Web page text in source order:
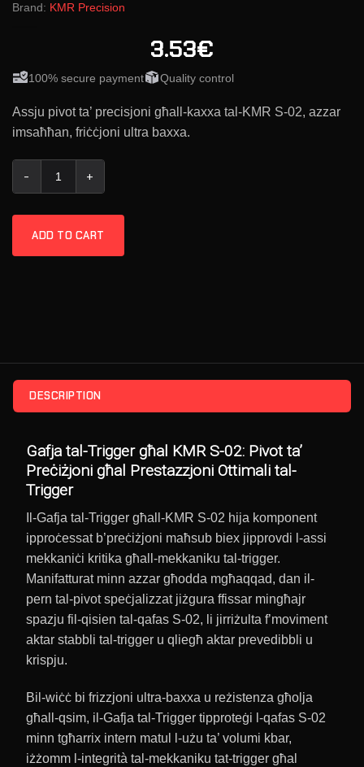
Brand: KMR Precision
3.53€
100% secure payment Quality control
Assju pivot ta’ precisjoni għall-kaxxa tal-KMR S-02, azzar
imsaħħan, friċċjoni ultra baxxa.
ADD TO CART
DESCRIPTION
Gafja tal-Trigger għal KMR S-02: Pivot ta’
Preċiżjoni għal Prestazzjoni Ottimali tal-
Trigger
Il-Gafja tal-Trigger għall-KMR S-02 hija komponent
ipproċessat b’preċiżjoni maħsub biex jipprovdi l-assi
mekkaniċi kritika għall-mekkaniku tal-trigger.
Manifatturat minn azzar għodda mgħaqqad, dan il-
pern tal-pivot speċjalizzat jiżgura ffissar mingħajr
spazju fil-qisien tal-qafas S-02, li jirriżulta f’moviment
aktar stabbli tal-trigger u qliegħ aktar prevedibbli u
krispju.
Bil-wiċċ bi frizzjoni ultra-baxxa u reżistenza għolja
għall-qsim, il-Gafja tal-Trigger tipproteġi l-qafas S-02
minn tgħarrix intern matul l-użu ta’ volumi kbar,
iżżomm l-integrità tal-mekkaniku tat-trigger għal